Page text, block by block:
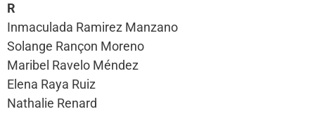
R
Inmaculada Ramirez Manzano
Solange Rançon Moreno
Maribel Ravelo Méndez
Elena Raya Ruiz
Nathalie Renard